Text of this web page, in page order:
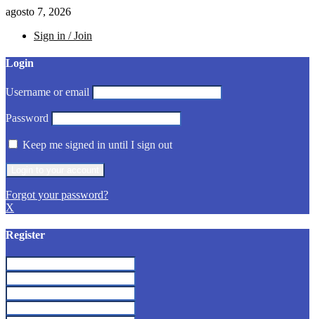
agosto 7, 2026
Sign in / Join
Login
Username or email
Password
Keep me signed in until I sign out
Forgot your password?
X
Register